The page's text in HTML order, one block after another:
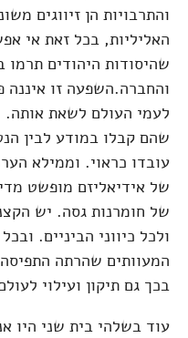
והתרבויות הן זיווגים
האליליות, בכל זאת אי
שהיסודות היהודים תרמו
והחברה.השפעה זו איננה
לעמי העולם לשאת אותה.
שהם קבלו במודע לבין
עובדו כראוי. וממילא
של אידיאליזם מופשט מדי,
של חומרנות גסה. יש הקצנה
ולכל כיווני הביניים.
המעוותים שהרתה התפיסה
בכך גם תיקון ועילוי לעולם.
עוד בשלהי בית שני היו